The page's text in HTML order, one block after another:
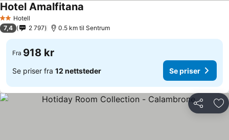
2 Stjerner
Hotell
Hotel Amalfitana
7,4 2 797 0.5 km til Sentrum
Fra 918 kr
Se priser fra 12 nettsteder Se priser
Del